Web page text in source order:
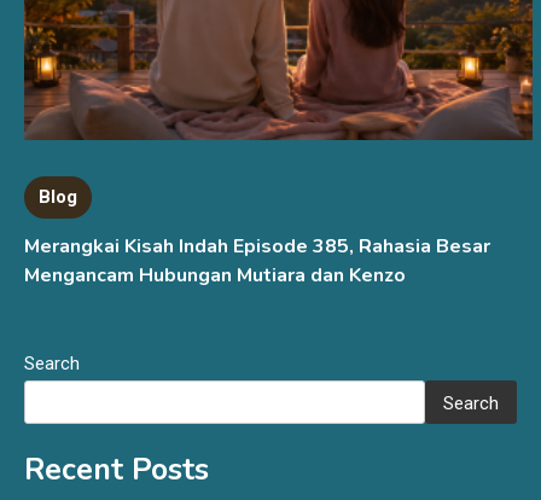
Blog
Merangkai Kisah Indah Episode 385, Rahasia Besar
Mengancam Hubungan Mutiara dan Kenzo
Search
Search
Recent Posts